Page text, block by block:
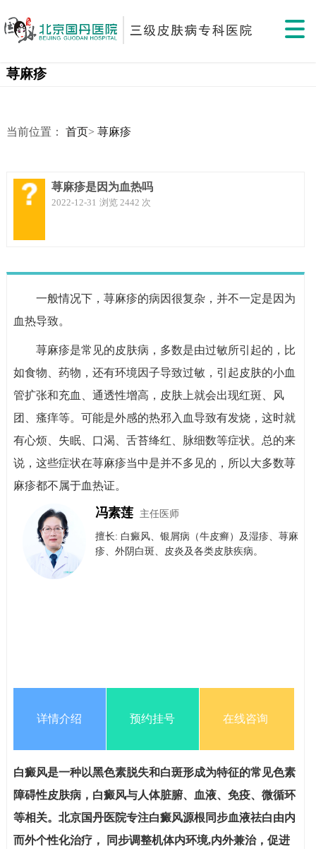
荨麻疹
当前位置： 首页> 荨麻疹
荨麻疹是因为血热吗
2022-12-31 浏览 2442 次
一般情况下，荨麻疹的病因很复杂，并不一定是因为
血热导致。
荨麻疹是常见的皮肤病，多数是由过敏所引起的，比
如食物、药物，还有环境因子导致过敏，引起皮肤的小血
管扩张和充血、通透性增高，皮肤上就会出现红斑、风
团、瘙痒等。可能是外感的热邪入血导致有发烧，这时就
有心烦、失眠、口渴、舌苔绛红、脉细数等症状。总的来
说，这些症状在荨麻疹当中是并不多见的，所以大多数荨
麻疹都不属于血热证。
冯素莲 主任医师
擅长: 白癜风、银屑病（牛皮癣）​及​湿疹、荨麻
疹、外阴白斑、皮炎及各类皮肤疾病。
详情介绍 预约挂号 在线咨询
白癜风是一种以黑色素脱失和白斑形成为特征的常见色素
障碍性皮肤病，白癜风与人体脏腑、血液、免疫、微循环
等相关。北京国丹医院专注白癜风源根同步血液祛白由内
而外个性化治疗， 同步调整机体内环境,内外兼治，促进